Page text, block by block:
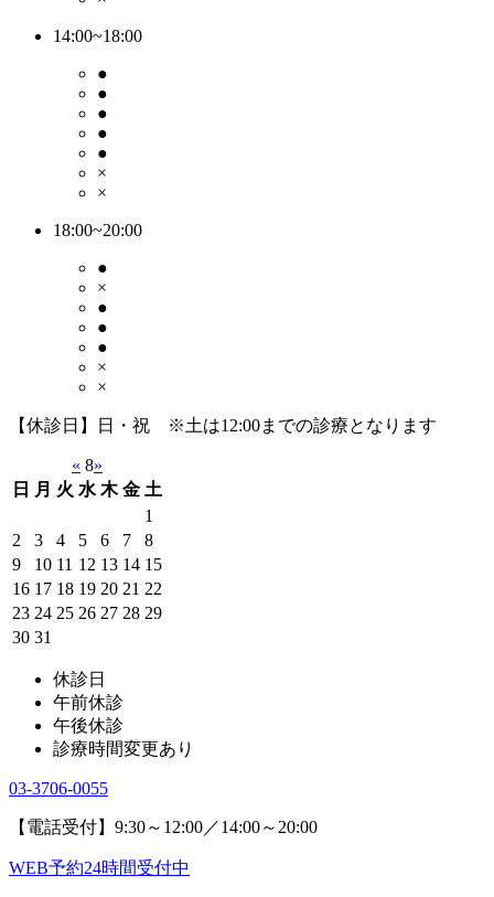
14:00~18:00
●
●
●
●
●
×
×
18:00~20:00
●
×
●
●
●
×
×
【休診日】日・祝 ※土は12:00までの診療となります
« 8»
日
月 火 水 木 金 土
1
2
3 4 5 6 7
8
9
10 11 12 13 14 15
16 17 18 19 20 21 22
23 24 25 26 27 28 29
30 31
休診日
午前休診
午後休診
診療時間変更あり
03-3706-0055
【電話受付】9:30～12:00／14:00～20:00
WEB予約24時間受付中